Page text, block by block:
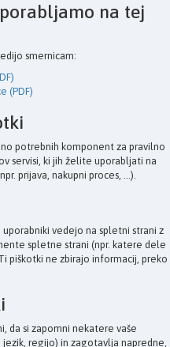
na tej
smernicam:
(PDF)
potrebnih komponent za pravilno
servisi, ki jih želite uporabljati na
prijava, nakupni proces, ...).
vedejo na spletni strani z
spletne strani (npr. katere dele
piškotki ne zbirajo informacij, preko
da si zapomni nekatere vaše
regijo) in zagotavlja napredne,